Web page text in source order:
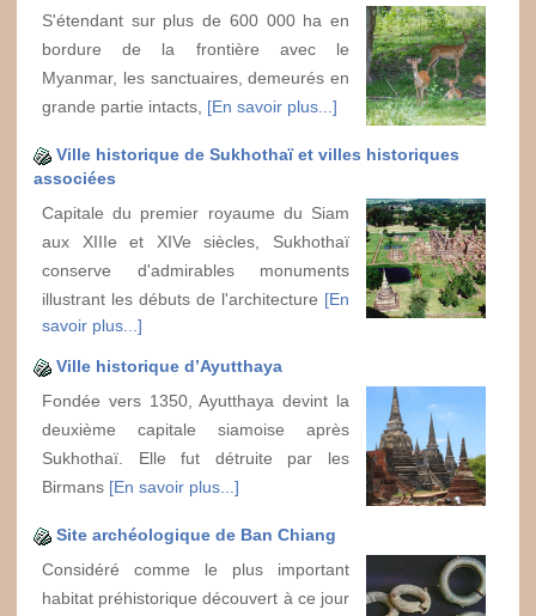
S'étendant sur plus de 600 000 ha en
bordure de la frontière avec le
Myanmar, les sanctuaires, demeurés en
grande partie intacts, [En savoir plus...]
Ville historique de Sukhothaï et villes historiques
associées
Capitale du premier royaume du Siam
aux XIIIe et XIVe siècles, Sukhothaï
conserve d'admirables monuments
illustrant les débuts de l'architecture [En
savoir plus...]
Ville historique d’Ayutthaya
Fondée vers 1350, Ayutthaya devint la
deuxième capitale siamoise après
Sukhothaï. Elle fut détruite par les
Birmans [En savoir plus...]
Site archéologique de Ban Chiang
Considéré comme le plus important
habitat préhistorique découvert à ce jour